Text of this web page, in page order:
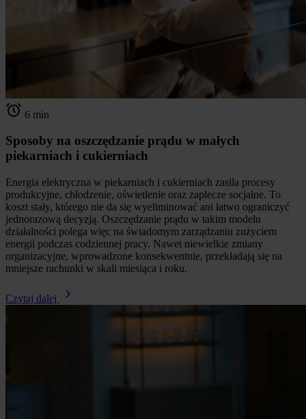
6 min
Sposoby na oszczędzanie prądu w małych
piekarniach i cukierniach
Energia elektryczna w piekarniach i cukierniach zasila procesy
produkcyjne, chłodzenie, oświetlenie oraz zaplecze socjalne. To
koszt stały, którego nie da się wyeliminować ani łatwo ograniczyć
jednorazową decyzją. Oszczędzanie prądu w takim modelu
działalności polega więc na świadomym zarządzaniu zużyciem
energii podczas codziennej pracy. Nawet niewielkie zmiany
organizacyjne, wprowadzone konsekwentnie, przekładają się na
mniejsze rachunki w skali miesiąca i roku.
Czytaj dalej